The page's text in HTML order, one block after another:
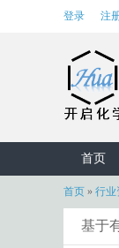
登录 注
首页
首页 » 行业
基于